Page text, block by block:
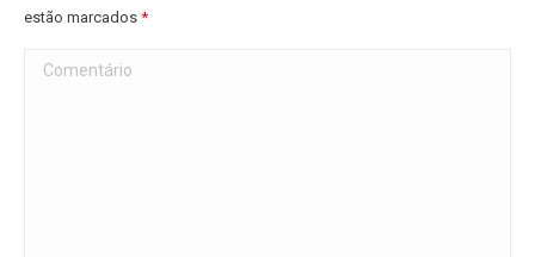
estão marcados *
Comentário